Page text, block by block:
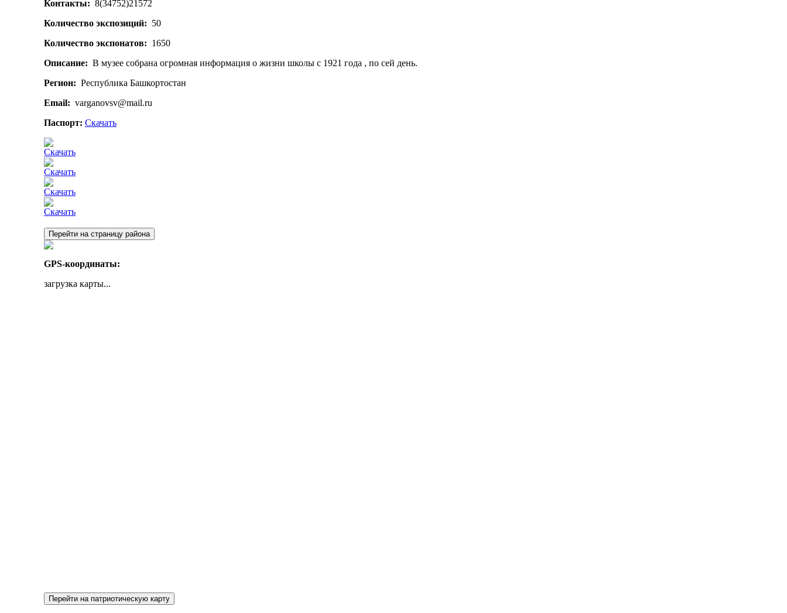
Контакты: 8(34752)21572
Количество экспозиций: 50
Количество экспонатов: 1650
Описание: В музее собрана огромная информация о жизни школы с 1921 года , по сей день.
Регион: Республика Башкортостан
Email: varganovsv@mail.ru
Паспорт: Скачать
Скачать
Скачать
Скачать
Скачать
Перейти на страницу района
GPS-координаты:
загрузка карты...
Перейти на патриотическую карту